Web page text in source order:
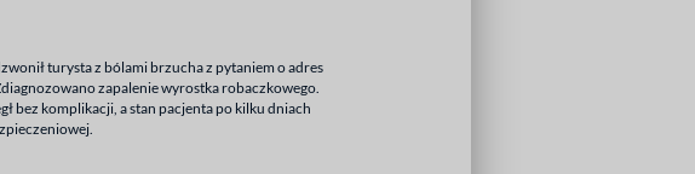
turysta z bólami brzucha z pytaniem o adres
zapalenie wyrostka robaczkowego.
bez komplikacji, a stan pacjenta po kilku dniach